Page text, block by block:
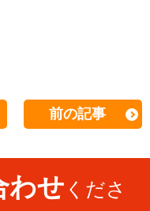
前の記事
わせ くださ